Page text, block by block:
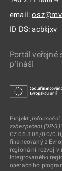
email:
ID DS: acbkjxv
Portál veřejné
přináší
Projekt„Informační
zabezpečení (DP-3)“
CZ.06.3.05/0.0/
financovaný z
regionální rozvoj v
Integrovaného
operačního